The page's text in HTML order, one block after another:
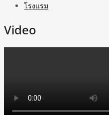
โรงแรม
Video